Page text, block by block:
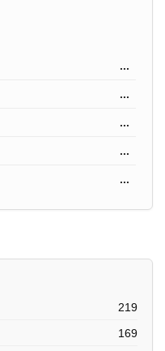
...
...
...
...
...
219
169